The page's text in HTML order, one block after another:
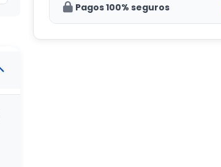
Pagos 100% seguros